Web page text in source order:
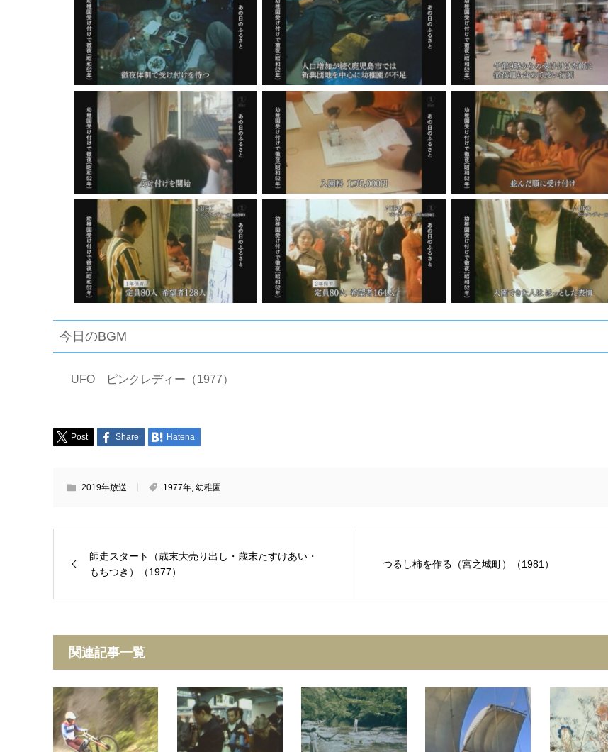
今日のBGM
UFO ピンクレディー（1977）
Post Share Hatena
2019年放送 1977年, 幼稚園
師走スタート（歳末大売り出し・歳末たすけあい・
もちつき）（1977）
つるし柿を作る（宮之城町）（1981）
関連記事一覧